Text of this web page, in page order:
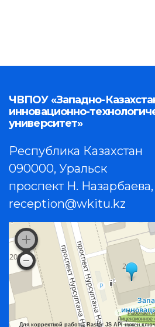
ЧВПОУ «Западно-
инновационно-
университет»
Республика Казахстан
090000, Уральск
проспект Н. Назарбаева,
reception@wkitu.kz
Работает
Лицензионное
Для корректной работы Raster JS API нужен